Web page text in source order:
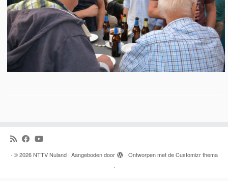
· © 2026 NTTV Nuland· Aangeboden door · Ontworpen met deCustomizr thema
·